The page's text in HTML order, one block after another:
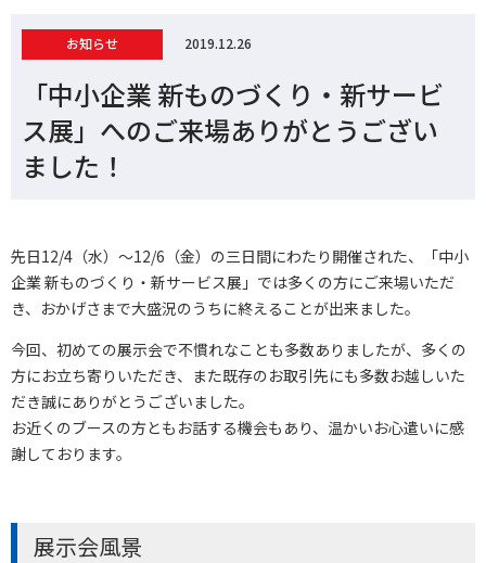
お知らせ 2019.12.26
「中小企業 新ものづくり・新サービ
ス展」へのご来場ありがとうござい
ました！
先日12/4（水）～12/6（金）の三日間にわたり開催された、「中小
企業 新ものづくり・新サービス展」では多くの方にご来場いただ
き、おかげさまで大盛況のうちに終えることが出来ました。
今回、初めての展示会で不慣れなことも多数ありましたが、多くの
方にお立ち寄りいただき、また既存のお取引先にも多数お越しいた
だき誠にありがとうございました。
お近くのブースの方ともお話する機会もあり、温かいお心遣いに感
謝しております。
展示会風景